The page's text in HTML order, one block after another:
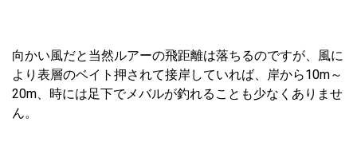
向かい風だと当然ルアーの飛距離は落ちるのですが、風に
より表層のベイト押されて接岸していれば、岸から10m～
20m、時には足下でメバルが釣れることも少なくありませ
ん。